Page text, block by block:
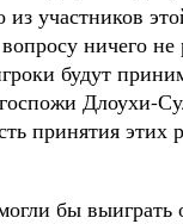
участников
ничего не
будут
Длоухи-
принятия этих
бы выиграть